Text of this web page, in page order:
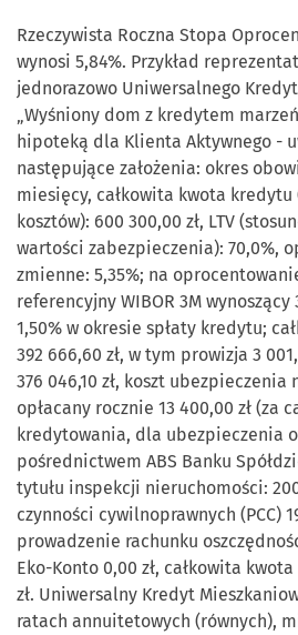
Rzeczywista Roczna Stopa
wynosi 5,84%. Przykład
jednorazowo Uniwersalnego
„Wyśniony dom z kredytem
hipoteką dla Klienta Aktywnego -
następujące założenia: okres
miesięcy, całkowita kwota
kosztów): 600 300,00 zł, LTV
wartości zabezpieczenia): 70,0%,
zmienne: 5,35%; na
referencyjny WIBOR 3M wynoszący
1,50% w okresie spłaty kredytu;
392 666,60 zł, w tym prowizja 3
376 046,10 zł, koszt ubezpieczenia
opłacany rocznie 13 400,00 zł (za
kredytowania, dla ubezpieczenia
pośrednictwem ABS Banku
tytułu inspekcji nieruchomości:
czynności cywilnoprawnych (PCC)
prowadzenie rachunku
Eko-Konto 0,00 zł, całkowita kwota
zł. Uniwersalny Kredyt
ratach annuitetowych (równych),